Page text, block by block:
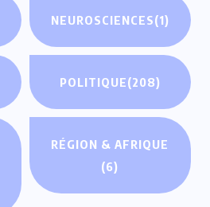
NEUROSCIENCES(1)
POLITIQUE(208)
RÉGION & AFRIQUE
(6)